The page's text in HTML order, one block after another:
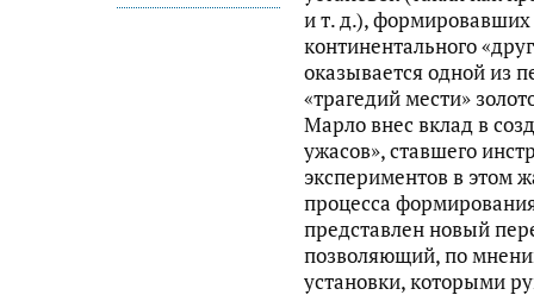
и т. д.), формировавших
континентального
оказывается одной из
«трагедий мести»
Марло внес вклад в
ужасов», ставшего
экспериментов в этом
процесса
представлен новый
позволяющий, по
установки, которыми